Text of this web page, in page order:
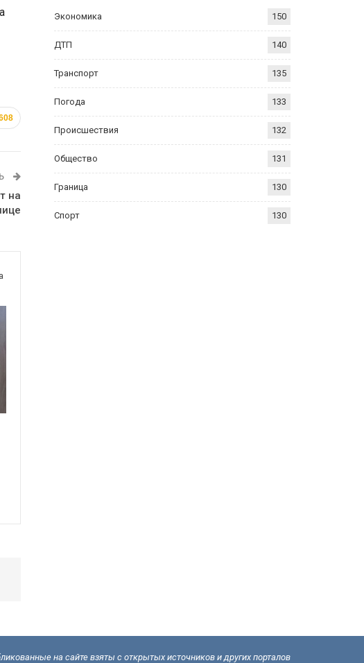
на
Экономика 150
ДТП 140
Транспорт 135
Погода 133
Происшествия 132
Общество 131
Граница 130
Спорт 130
на сайте взяты с открытых источников и других порталов